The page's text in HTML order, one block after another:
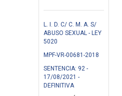
L. I. D. C/ C. M. A. S/
ABUSO SEXUAL - LEY
5020
MPF-VR-00681-2018
SENTENCIA: 92 -
17/08/2021 -
DEFINITIVA